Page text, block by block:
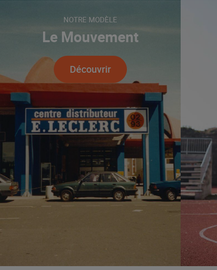
NOTRE MODÈLE
Le Mouvement
Découvrir